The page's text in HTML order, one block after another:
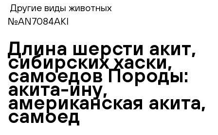
Другие виды животных
№AN7084AKI
Длина шерсти акит,
сибирских хаски,
самоедов Породы:
акита-ину,
американская акита,
самоед